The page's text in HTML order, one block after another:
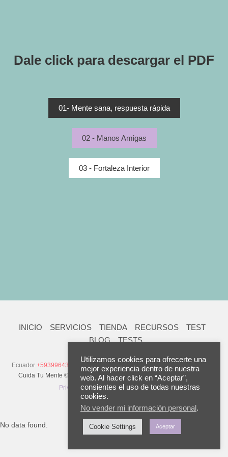
Dale click para descargar el PDF
01- Mente sana, respuesta rápida
02 - Manos Amigas
03 - Fortaleza Interior
INICIO SERVICIOS TIENDA RECURSOS
TEST
BLOG
TESTS
Ecuador +593996437126 Venezuela +58 (414) 621.1811 | Otros Países
1 (407) 279.1896
Cuida Tu Mente © 2023. Todos los Derechos Reservados.Política de
Privacidad| Términos y Condiciones
No data found.
Utilizamos cookies para ofrecerte una
mejor experiencia dentro de nuestra
web. Al hacer click en “Aceptar”,
consientes el uso de todas nuestras
cookies.
No vender mi información personal .
Cookie Settings Aceptar